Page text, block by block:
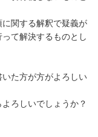
に関する解釈で疑義が
て解決するものとし
た方が方がよろしい
ろしいでしょうか？